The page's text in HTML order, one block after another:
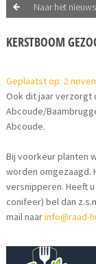
Naar het
KERSTBOOM
Geplaatst op: 2
Ook dit jaar verzorgt
Abcoude/
Abcoude.
Bij voorkeur planten
worden omgezaagd.
versnipperen. Heeft
conifeer) bel dan
mail naarinfo@raad-